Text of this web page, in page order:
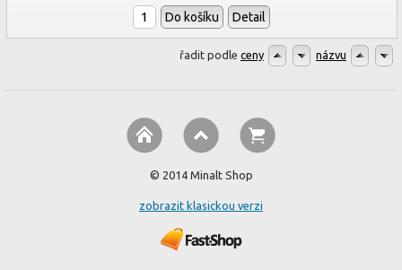
Do košíku Detail
řadit podle ceny názvu
© 2014 Minalt Shop
zobrazit klasickou verzi